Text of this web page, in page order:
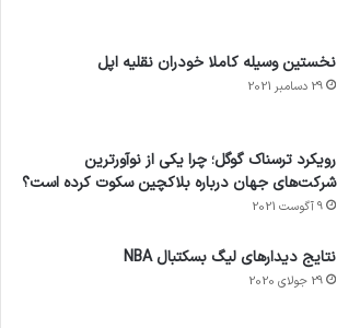
نخستین وسیله کاملا خودران نقلیه اپل
29 دسامبر 2021
رویکرد ترسناک گوگل؛ چرا یکی از نوآورترین
شرکت‌های جهان درباره بلاکچین سکوت کرده است؟
9 آگوست 2021
نتایج دیدار‌های لیگ بسکتبال NBA
29 جولای 2020